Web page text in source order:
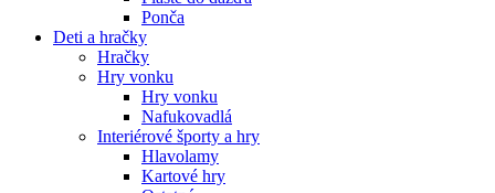
Ponča
Deti a hračky
Hračky
Hry vonku
Hry vonku
Nafukovadlá
Interiérové športy a hry
Hlavolamy
Kartové hry